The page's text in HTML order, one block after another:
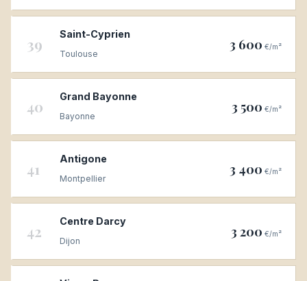
39
Saint-Cyprien
Toulouse
3 600 €/m²
40
Grand Bayonne
Bayonne
3 500 €/m²
41
Antigone
Montpellier
3 400 €/m²
42
Centre Darcy
Dijon
3 200 €/m²